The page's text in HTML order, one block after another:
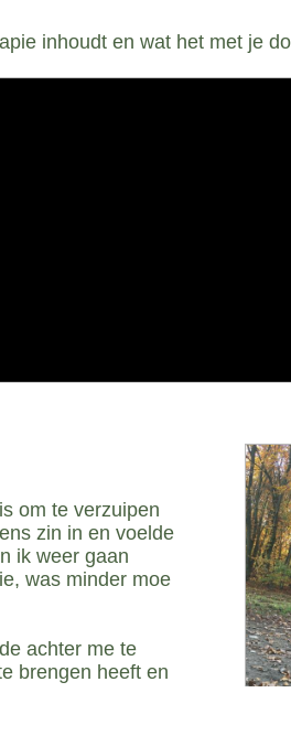
inhoudt en wat het met je
om te verzuipen
zin in en voelde
ik weer gaan
was minder moe
achter me te
brengen heeft en